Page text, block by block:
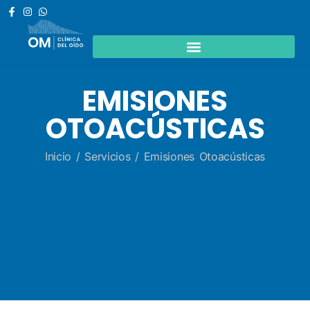
EMISIONES
OTOACÚSTICAS
Inicio / Servicios/ Emisiones Otoacústicas